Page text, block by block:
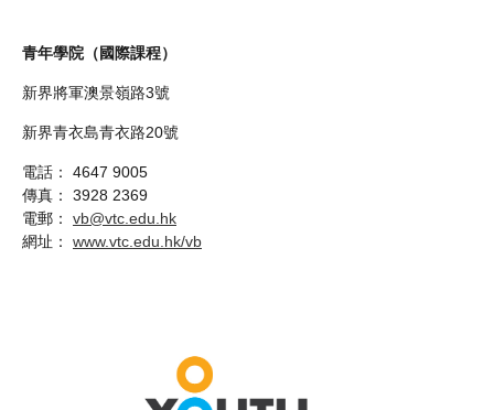
青年學院（國際課程）
新界將軍澳景嶺路3號
新界青衣島青衣路20號
電話： 4647 9005
傳真： 3928 2369
電郵： vb@vtc.edu.hk
網址： www.vtc.edu.hk/vb